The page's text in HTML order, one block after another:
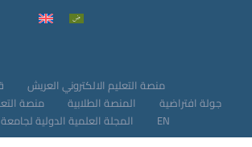
منصة التعليم الالكتروني العريش
منصة
المنصة الطلابية
جولة افتراضية
المجلة العلمية الدولية
EN